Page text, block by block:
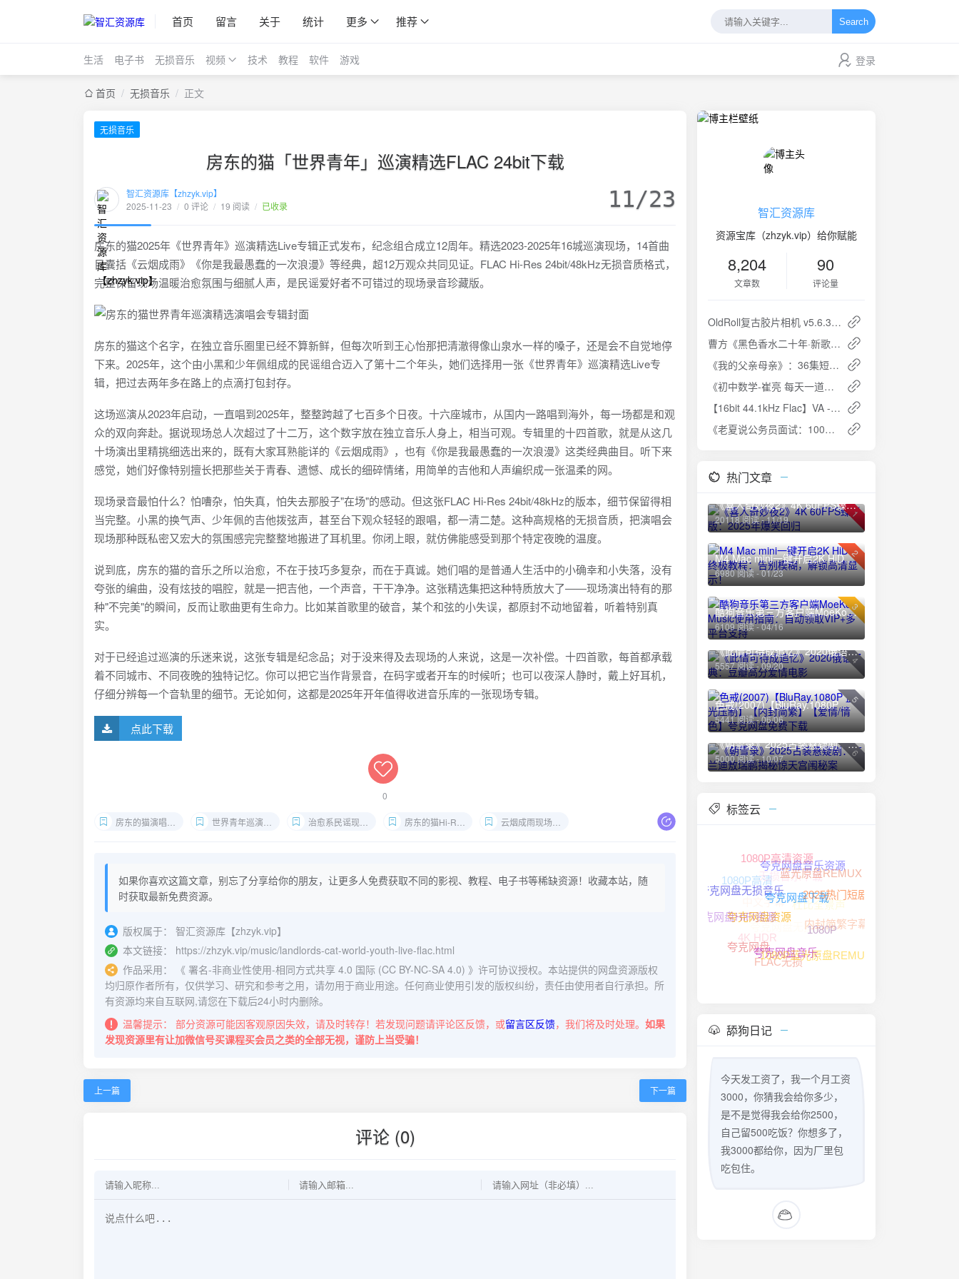
首页 留言 关于 统计 更多 推荐 Search
生活 电子书 无损音乐 视频 技术 教程 软件 游戏 登录
首页 / 无损音乐 / 正文
无损音乐
房东的猫「世界青年」巡演精选FLAC 24bit下载
智汇资源库【zhzyk.vip】
2025-11-23 / 0 评论 / 19 阅读 / 已收录 11/23
房东的猫2025年《世界青年》巡演精选Live专辑正式发布，纪念组合成立12周年。精选2023-2025年16城巡演现场，14首曲
目囊括《云烟成雨》《你是我最愚蠢的一次浪漫》等经典，超12万观众共同见证。FLAC Hi-Res 24bit/48kHz无损音质格式，
完整保留现场温暖治愈氛围与细腻人声，是民谣爱好者不可错过的现场录音珍藏版。
房东的猫这个名字，在独立音乐圈里已经不算新鲜，但每次听到王心怡那把清澈得像山泉水一样的嗓子，还是会不自觉地停
下来。2025年，这个由小黑和少年佩组成的民谣组合迈入了第十二个年头，她们选择用一张《世界青年》巡演精选Live专
辑，把过去两年多在路上的点滴打包封存。
这场巡演从2023年启动，一直唱到2025年，整整跨越了七百多个日夜。十六座城市，从国内一路唱到海外，每一场都是和观
众的双向奔赴。据说现场总人次超过了十二万，这个数字放在独立音乐人身上，相当可观。专辑里的十四首歌，就是从这几
十场演出里精挑细选出来的，既有大家耳熟能详的《云烟成雨》，也有《你是我最愚蠢的一次浪漫》这类经典曲目。听下来
感觉，她们好像特别擅长把那些关于青春、遗憾、成长的细碎情绪，用简单的吉他和人声编织成一张温柔的网。
现场录音最怕什么？怕嘈杂，怕失真，怕失去那股子"在场"的感动。但这张FLAC Hi-Res 24bit/48kHz的版本，细节保留得相
当完整。小黑的换气声、少年佩的吉他拨弦声，甚至台下观众轻轻的跟唱，都一清二楚。这种高规格的无损音质，把演唱会
现场那种既私密又宏大的氛围感完完整整地搬进了耳机里。你闭上眼，就仿佛能感受到那个特定夜晚的温度。
说到底，房东的猫的音乐之所以治愈，不在于技巧多复杂，而在于真诚。她们唱的是普通人生活中的小确幸和小失落，没有
夸张的编曲，没有炫技的唱腔，就是一把吉他，一个声音，干干净净。这张精选集把这种特质放大了——现场演出特有的那
种"不完美"的瞬间，反而让歌曲更有生命力。比如某首歌里的破音，某个和弦的小失误，都原封不动地留着，听着特别真
实。
对于已经追过巡演的乐迷来说，这张专辑是纪念品；对于没来得及去现场的人来说，这是一次补偿。十四首歌，每首都承载
着不同城市、不同夜晚的独特记忆。你可以把它当作背景音，在码字或者开车的时候听；也可以夜深人静时，戴上好耳机，
仔细分辨每一个音轨里的细节。无论如何，这都是2025年开年值得收进音乐库的一张现场专辑。
点此下载
0
房东的猫演唱会FLAC下载 世界青年巡演精选专辑 治愈系民谣现场版 房东的猫Hi-Res音质 云烟成雨现场版下载
如果你喜欢这篇文章，别忘了分享给你的朋友，让更多人免费获取不同的影视、教程、电子书等稀缺资源！收藏本站，随
时获取最新免费资源。
版权属于：
智汇资源库【zhzyk.vip】
本文链接：
https://zhzyk.vip/music/landlords-cat-world-youth-live-flac.html
作品采用：
《 署名-非商业性使用-相同方式共享 4.0 国际 (CC BY-NC-SA 4.0) 》许可协议授权。本站提供的网盘资源版权
均归原作者所有，仅供学习、研究和参考之用，请勿用于商业用途。任何商业使用引发的版权纠纷，责任由使用者自行承担。所
有资源均来自互联网,请您在下载后24小时内删除。
温馨提示：
部分资源可能因客观原因失效，请及时转存！若发现问题请评论区反馈，或留言区反馈，我们将及时处理。 如果
发现资源里有让加微信号买课程买会员之类的全部无视，谨防上当受骗！
上一篇 下一篇
评论 (0)
智汇资源库
资源宝库（zhzyk.vip）给你赋能
8,204
文章数
90
评论量
OldRoll复古胶片相机 v5.6.3 - 解锁高级版，体验逼真胶片摄影
曹方《黑色香水二十年·新歌精选集》ALAC无损音质下载
《我的父亲母亲》：36集短剧，讲述爱与家庭的力量
《初中数学-崔亮 每天一道压轴题坚持200天》夸克网盘高速下载+免费资源
【16bit 44.1kHz Flac】VA - Best Pop 90s 高清无损音乐专辑免费下载
《老夏说公务员面试：100真题摆平面试》 免费下载
热门文章
1
《喜人奇妙夜2》4K 60FPS臻彩版：2025年爆笑回归
20118 阅读 - 11/19
2
M4 Mac mini一键开启2K HiDPI终极教程：告别模糊，解锁高清显示！
6980 阅读 - 01/23
3
酷狗音乐第三方客户端MoeKoe Music使用指南：自动领取VIP+多平台支持
6109 阅读 - 04/16
4
《此情可待成追忆》2020俄语经典：豆瓣高分爱情电影
5557 阅读 - 09/20
5
色戒(2007)【BluRay.1080P 蓝光压制】【内封简繁】【爱情/情色】夸克网盘免费下载
5441 阅读 - 06/06
6
《朝雪录》2025古装悬疑剧：李兰迪敖瑞鹏揭秘惊天宫闱秘案
5000 阅读 - 10/07
标签云
夸克网盘无损音乐
夸克网盘下载
夸克网盘音乐资源
1080P高清资源
1080P高清
夸克网盘HIFI资源
夸克网盘
夸克网盘音乐
1080P
2025热门短剧
蓝光原盘REMUX
无损音乐下载
中文字幕
4K HDR
FLAC无损
1080P蓝光原盘REMUX
内封简繁字幕
杜比全景声
夸克网盘无损音源
舔狗日记
今天发工资了，我一个月工资
3000，你猜我会给你多少，
是不是觉得我会给你2500，
自己留500吃饭？你想多了，
我3000都给你，因为厂里包
吃包住。